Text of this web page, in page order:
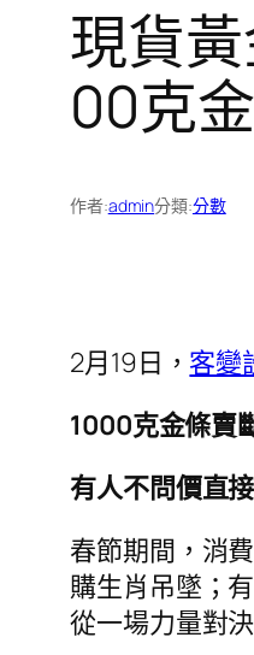
現貨
00克
作者:admin分類:分數
2月19日， 客變
1000克金條賣
有人不問價直
春節期間，消
購生肖吊墜；
從一場力量對